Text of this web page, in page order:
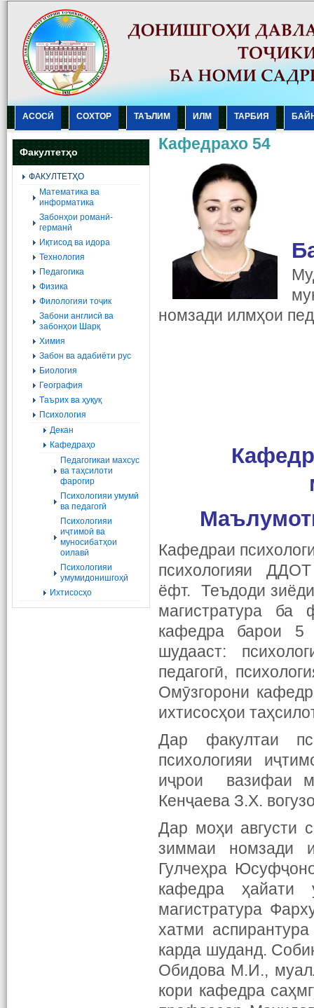
АСОСӢ СОХТОР ТАЪЛИМ ИЛМ ТАРБИЯ
Факултетҳо
ФАКУЛТЕТҲО
Mатематика ва
информатика
Забонҳои романӣ-
германӣ
Иқтисод ва идора
Технология
Педагогика
Физика
Филологияи тоҷик
Забони англисӣ ва
забонҳои Шарқ
Химия
Забон ва адабиёти рус
Биология
География
Tаърих ва ҳуқуқ
Психология
Декан
Кафедраҳо
Педагогикаи махсус
ва таҳсилоти
фарогир
Психологияи умумӣ
ва педагогӣ
Психологияи
иҷтимоӣ ва
муносибатҳои
оилавӣ
Психологияи
умумидонишгоҳӣ
Ихтисосҳо
Кафедрахо 54
номзади илмҳои
Кафедраи
психологияи ДДОТ
ёфт. Теъдоди
магистратура ба
кафедра барои 5
шудааст:
педагогӣ,
Омӯзгорони
ихтисосҳои
Дар факултаи
психологияи
иҷрои вазифаи
Кенҷаева З.Х.
Дар моҳи августи
зиммаи номзади
Гулчеҳра
кафедра
магистратура
хатми
карда шуданд.
Обидова М.И.,
кори кафедра